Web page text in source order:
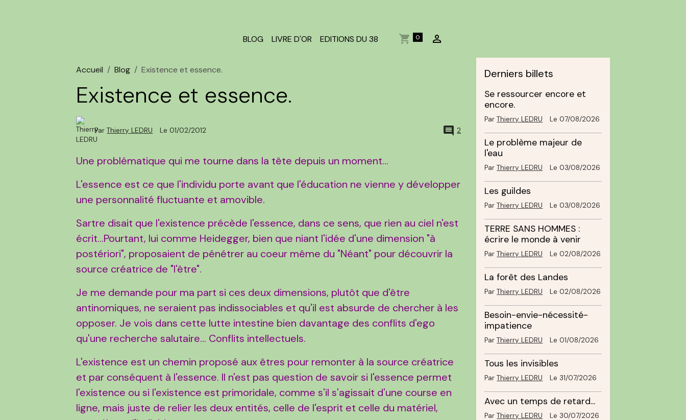
BLOG LIVRE D'OR EDITIONS DU 38 0
Accueil Blog Existence et essence.
Existence et essence.
ParThierry LEDRU Le 01/02/2012 2
Une problématique qui me tourne dans la tête depuis un moment...
L'essence est ce que l'individu porte avant que l'éducation ne vienne y développer
une personnalité fluctuante et amovible.
Sartre disait que l'existence précède l'essence, dans ce sens, que rien au ciel n'est
écrit...Pourtant, lui comme Heidegger, bien que niant l'idée d'une dimension "à
postériori", proposaient de pénétrer au coeur même du "Néant" pour découvrir la
source créatrice de "l'être".
Je me demande pour ma part si ces deux dimensions, plutôt que d'être
antinomiques, ne seraient pas indissociables et qu'il est absurde de chercher à les
opposer. Je vois dans cette lutte intestine bien davantage des conflits d'ego
qu'une recherche salutaire... Conflits intellectuels.
L'existence est un chemin proposé aux êtres pour remonter à la source créatrice
et par conséquent à l'essence. Il n'est pas question de savoir si l'essence permet
l'existence ou si l'existence est primoridale, comme s'il s'agissait d'une course en
ligne, mais juste de relier les deux entités, celle de l'esprit et celle du matériel,
Derniers billets
Se ressourcer encore et
encore.
ParThierry LEDRU Le 07/08/2026
Le problème majeur de
l'eau
ParThierry LEDRU Le 03/08/2026
Les guildes
ParThierry LEDRU Le 03/08/2026
TERRE SANS HOMMES :
écrire le monde à venir
ParThierry LEDRU Le 02/08/2026
La forêt des Landes
ParThierry LEDRU Le 02/08/2026
Besoin-envie-nécessité-
impatience
ParThierry LEDRU Le 01/08/2026
Tous les invisibles
ParThierry LEDRU Le 31/07/2026
Avec un temps de retard...
ParThierry LEDRU Le 30/07/2026